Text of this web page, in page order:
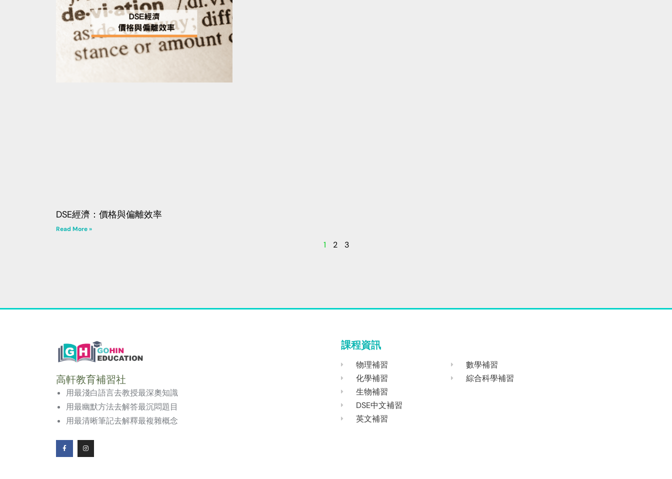
DSE經濟：價格與偏離效率
Read More »
1 2 3
高軒教育補習社
用最淺白語言去教授最深奧知識
用最幽默方法去解答最沉悶題目
用最清晰筆記去解釋最複雜概念
F
a
I
n
課程資訊
物理補習
化學補習
生物補習
DSE中文補習
英文補習
數學補習
綜合科學補習